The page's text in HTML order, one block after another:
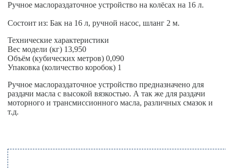
Ручное маслораздаточное устройство на колёсах на 16 л.
Состоит из: Бак на 16 л, ручной насос, шланг 2 м.
Технические характеристики
Вес модели (кг) 13,950
Объём (кубических метров) 0,090
Упаковка (количество коробок) 1
Ручное маслораздаточное устройство предназначено для
раздачи масла с высокой вязкостью. А так же для раздачи
моторного и трансмиссионного масла, различных смазок и
т.д.